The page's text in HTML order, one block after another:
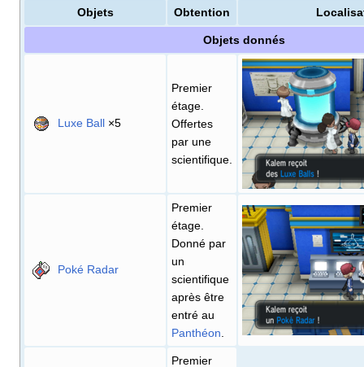
Objets Obtention
Objets donnés
Luxe Ball ×5
Premier
étage.
Offertes
par une
scientifique.
Poké Radar
Premier
étage.
Donné par
un
scientifique
après être
entré au
Panthéon
Premier